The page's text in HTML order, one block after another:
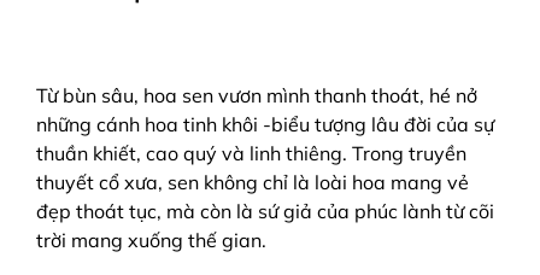
Từ bùn sâu, hoa sen vươn mình thanh thoát, hé nở
những cánh hoa tinh khôi -biểu tượng lâu đời của sự
thuần khiết, cao quý và linh thiêng. Trong truyền
thuyết cổ xưa, sen không chỉ là loài hoa mang vẻ
đẹp thoát tục, mà còn là sứ giả của phúc lành từ cõi
trời mang xuống thế gian.